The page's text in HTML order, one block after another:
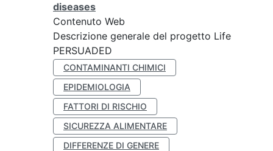
diseases
Contenuto Web
Descrizione generale del progetto Life
PERSUADED
CONTAMINANTI CHIMICI
EPIDEMIOLOGIA
FATTORI DI RISCHIO
SICUREZZA ALIMENTARE
DIFFERENZE DI GENERE